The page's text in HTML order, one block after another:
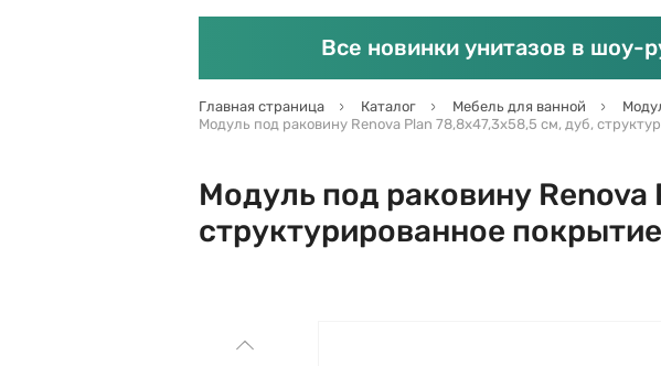
Все новинки унитазов в шоу-
Главная страница Каталог Мебель для ванной
Модуль под раковину Renova Plan 78,8х47,3х58,5 см, дуб,
Модуль под раковину Renova
структурированное